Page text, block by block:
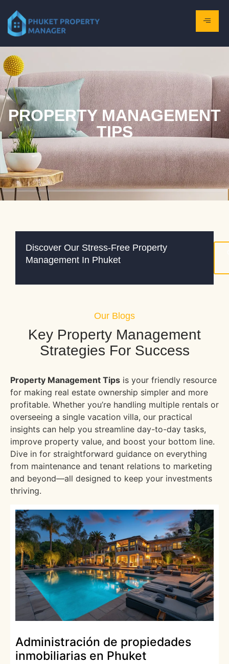
PROPERTY MANAGEMENT
TIPS
Discover Our Stress-Free Property
Management In Phuket
Our Blogs
Key Property Management
Strategies For Success
Property Management Tips is your friendly resource
for making real estate ownership simpler and more
profitable. Whether you’re handling multiple rentals or
overseeing a single vacation villa, our practical
insights can help you streamline day-to-day tasks,
improve property value, and boost your bottom line.
Dive in for straightforward guidance on everything
from maintenance and tenant relations to marketing
and beyond—all designed to keep your investments
thriving.
Administración de propiedades
inmobiliarias en Phuket